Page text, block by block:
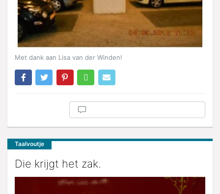
Met dank aan Lisa van der Winden!
Taalvoutje
Die krijgt het zak.